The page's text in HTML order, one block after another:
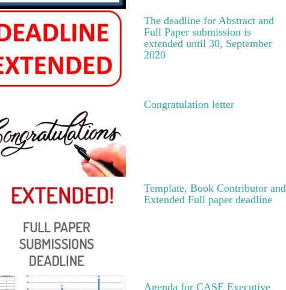
The deadline for Abstract and
Full Paper submission is
extended until 30, September
2020
Congratulation letter
Template, Book Contributor and
Extended Full paper deadline
Agenda for CASE Executive